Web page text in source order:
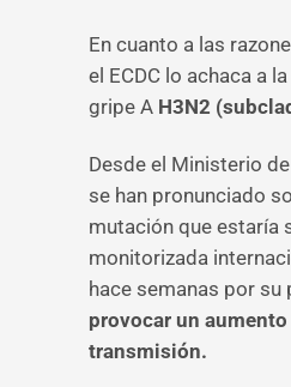
En cuanto a las
el ECDC lo achaca a
gripe A H3N2
Desde el Ministerio
se han pronunciado
mutación que estaría
monitorizada
hace semanas por su
provocar un aumento
transmisión.